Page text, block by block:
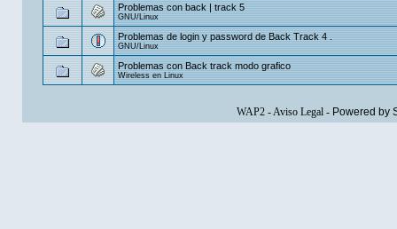
Problemas con back | track 5
GNU/Linux
Problemas de login y password de Back Track 4 .
GNU/Linux
Problemas con Back track modo grafico
Wireless en Linux
WAP2-Aviso Legal- Powered by